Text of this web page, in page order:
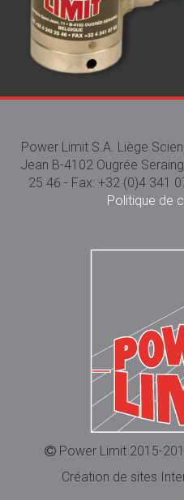
Power Limit S.A. Liège
Jean B-4102 Ougrée
25 46 - Fax: +32 (0)4 341
Politique de
Power Limit 2015-
Création de sites